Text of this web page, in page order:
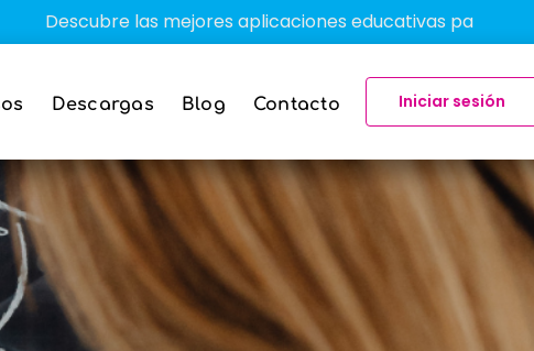
las mejores aplicaciones educativas para transformar
Descargas Blog Contacto Iniciar sesión